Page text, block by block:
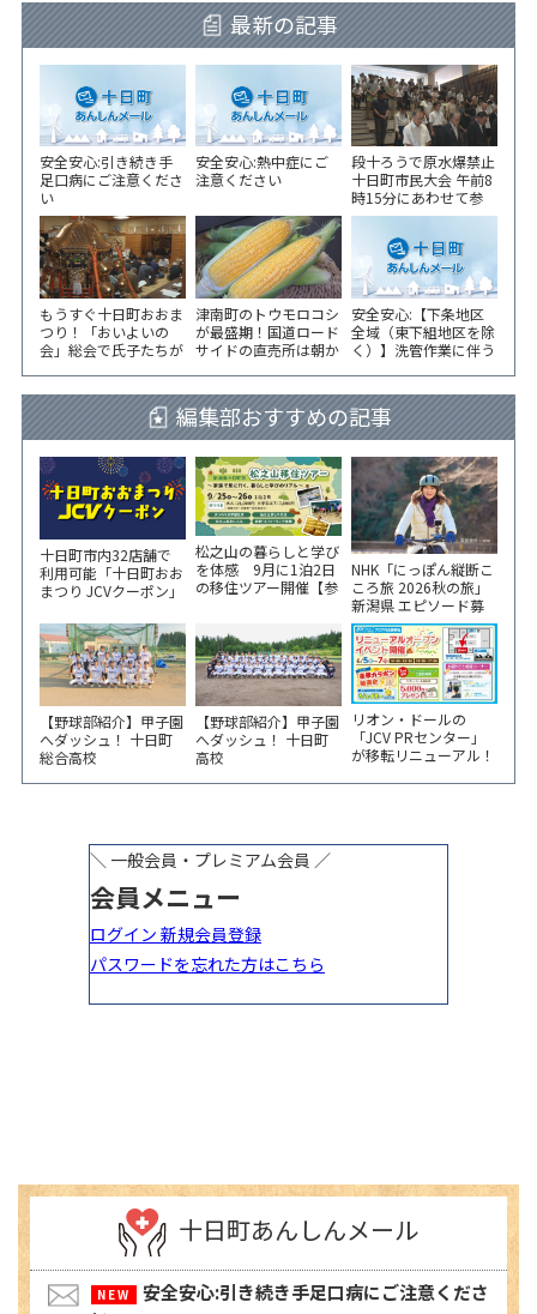
最新の記事
安全安心:引き続き手
足口病にご注意くださ
い
安全安心:熱中症にご
注意ください
段十ろうで原水爆禁止
十日町市民大会 午前8
時15分にあわせて参
加者が黙とう
もうすぐ十日町おおま
つり！「おいよいの
会」総会で氏子たちが
津南町のトウモロコシ
が最盛期！国道ロード
サイドの直売所は朝か
安全安心:【下条地区
全域（東下組地区を除
く）】洗管作業に伴う
編集部おすすめの記事
十日町市内32店舗で
利用可能「十日町おお
まつり JCVクーポン」
い！
松之山の暮らしと学び
を体感 9月に1泊2日
の移住ツアー開催【参
NHK「にっぽん縦断こ
ころ旅 2026秋の旅」
新潟県 エピソード募
集中！
【野球部紹介】甲子園
へダッシュ！ 十日町
総合高校
【野球部紹介】甲子園
へダッシュ！ 十日町
高校
リオン・ドールの
「JCV PRセンター」
が移転リニューアル！
ベント開催
十日町あんしんメール
安全安心:引き続き手足口病にご注意くださ